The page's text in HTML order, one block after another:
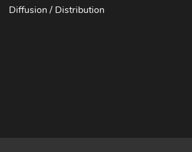
Diffusion / Distribution